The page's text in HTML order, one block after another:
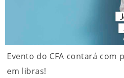
Evento do CFA contará com
em libras!